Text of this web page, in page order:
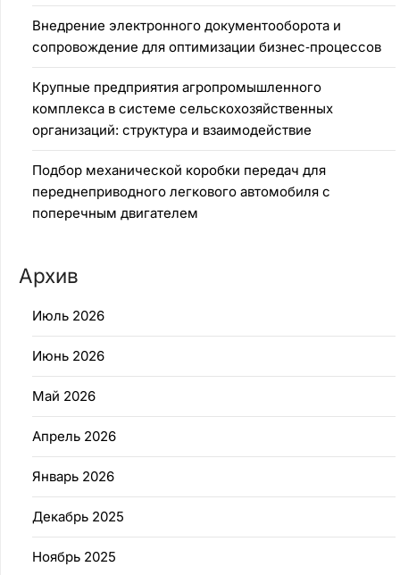
Внедрение электронного документооборота и
сопровождение для оптимизации бизнес‑процессов
Крупные предприятия агропромышленного
комплекса в системе сельскохозяйственных
организаций: структура и взаимодействие
Подбор механической коробки передач для
переднеприводного легкового автомобиля с
поперечным двигателем
Архив
Июль 2026
Июнь 2026
Май 2026
Апрель 2026
Январь 2026
Декабрь 2025
Ноябрь 2025